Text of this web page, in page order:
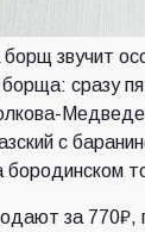
звучит
сразу
с
бородинском
за 770₽,